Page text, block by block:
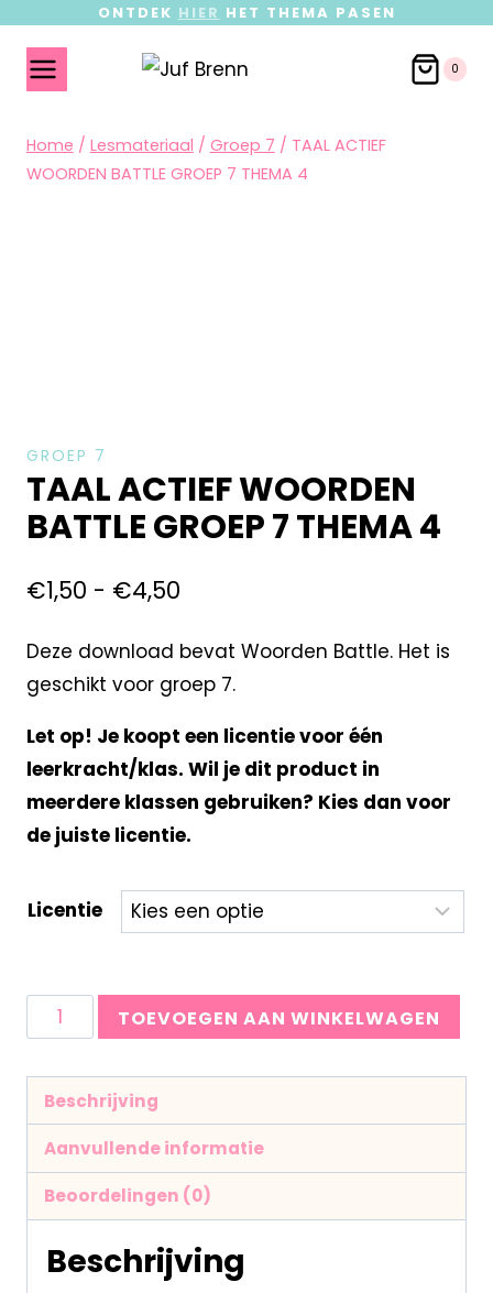
ONTDEK HIER HET THEMA PASEN
0
Home / Lesmateriaal / Groep 7 / TAAL ACTIEF
WOORDEN BATTLE GROEP 7 THEMA 4
GROEP 7
TAAL ACTIEF WOORDEN
BATTLE GROEP 7 THEMA 4
€1,50 - €4,50
Deze download bevat Woorden Battle. Het is
geschikt voor groep 7.
Let op! Je koopt een licentie voor één
leerkracht/klas. Wil je dit product in
meerdere klassen gebruiken? Kies dan voor
de juiste licentie.
Licentie
TOEVOEGEN AAN WINKELWAGEN
Beschrijving
Aanvullende informatie
Beoordelingen (0)
Beschrijving